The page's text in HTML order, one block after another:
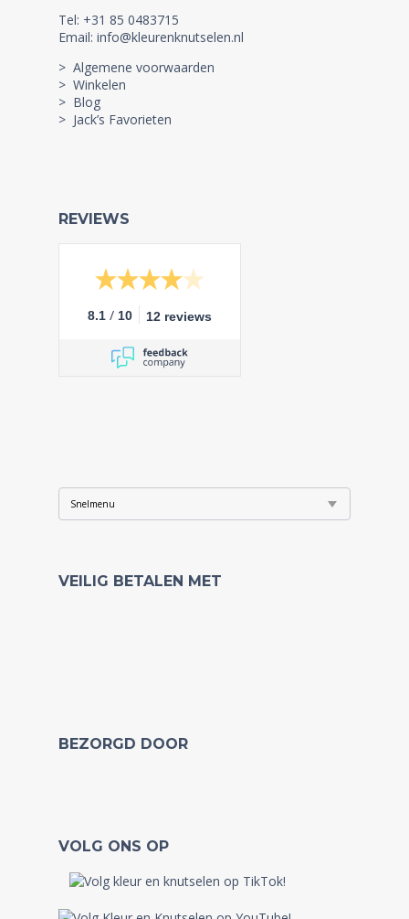
Tel: +31 85 0483715
Email: info@kleurenknutselen.nl
> Algemene voorwaarden
> Winkelen
> Blog
> Jack’s Favorieten
REVIEWS
8.1 / 10 12 reviews
VEILIG BETALEN MET
BEZORGD DOOR
VOLG ONS OP